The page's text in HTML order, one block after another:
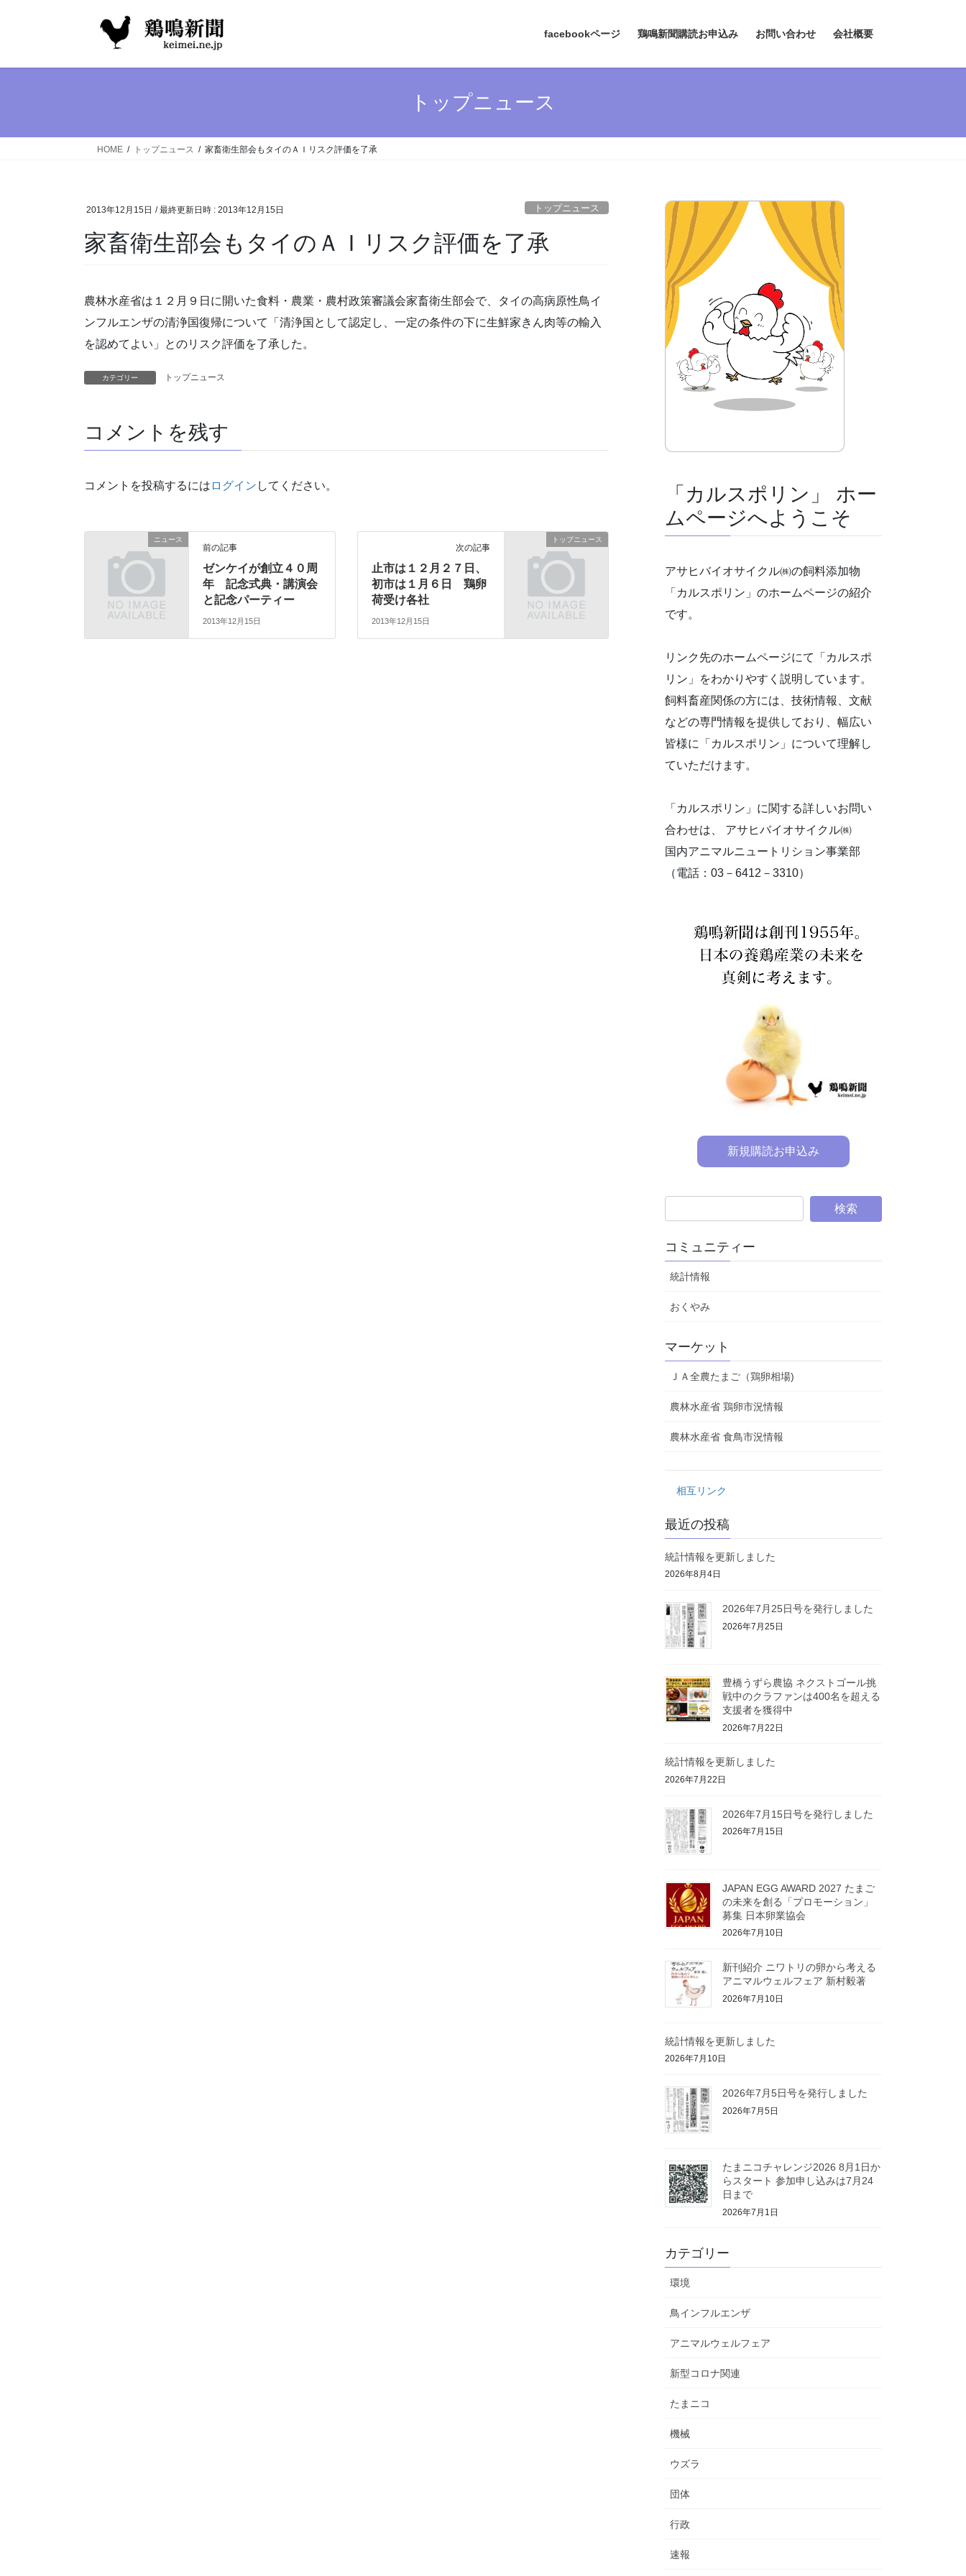
facebookページ 鶏鳴新聞購読お申込み お問い合わせ 会社概要
トップニュース
HOME トップニュース 家畜衛生部会もタイのＡＩリスク評価を了承
2013年12月15日 / 最終更新日時 : 2013年12月15日 トップニュース
家畜衛生部会もタイのＡＩリスク評価を了承
農林水産省は１２月９日に開いた食料・農業・農村政策審議会家畜衛生部会で、タイの高病原性鳥イ
ンフルエンザの清浄国復帰について「清浄国として認定し、一定の条件の下に生鮮家きん肉等の輸入
を認めてよい」とのリスク評価を了承した。
カテゴリー トップニュース
コメントを残す
コメントを投稿するには ログイン してください。
ニュース
前の記事
ゼンケイが創立４０周
年 記念式典・講演会
と記念パーティー
2013年12月15日
トップニュース
次の記事
止市は１２月２７日、
初市は１月６日 鶏卵
荷受け各社
2013年12月15日
「カルスポリン」 ホー
ムページへようこそ
アサヒバイオサイクル㈱の飼料添加物
「カルスポリン」のホームページの紹介
です。
リンク先のホームページにて「カルスポ
リン」をわかりやすく説明しています。
飼料畜産関係の方には、技術情報、文献
などの専門情報を提供しており、幅広い
皆様に「カルスポリン」について理解し
ていただけます。
「カルスポリン」に関する詳しいお問い
合わせは、 アサヒバイオサイクル㈱
国内アニマルニュートリション事業部
（電話：03－6412－3310）
新規購読お申込み
コミュニティー
統計情報
おくやみ
マーケット
ＪＡ全農たまご（鶏卵相場)
農林水産省 鶏卵市況情報
農林水産省 食鳥市況情報
相互リンク
最近の投稿
統計情報を更新しました
2026年8月4日
2026年7月25日号を発行しました
2026年7月25日
豊橋うずら農協 ネクストゴール挑
戦中のクラファンは400名を超える
支援者を獲得中
2026年7月22日
統計情報を更新しました
2026年7月22日
2026年7月15日号を発行しました
2026年7月15日
JAPAN EGG AWARD 2027 たまご
の未来を創る「プロモーション」
募集 日本卵業協会
2026年7月10日
新刊紹介 ニワトリの卵から考える
アニマルウェルフェア 新村毅著
2026年7月10日
統計情報を更新しました
2026年7月10日
2026年7月5日号を発行しました
2026年7月5日
たまニコチャレンジ2026 8月1日か
らスタート 参加申し込みは7月24
日まで
2026年7月1日
カテゴリー
環境
鳥インフルエンザ
アニマルウェルフェア
新型コロナ関連
たまニコ
機械
ウズラ
団体
行政
速報